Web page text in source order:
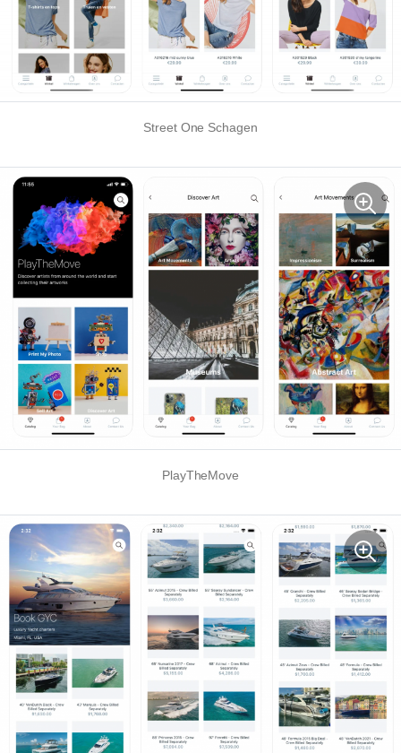
Street One Schagen
PlayTheMove